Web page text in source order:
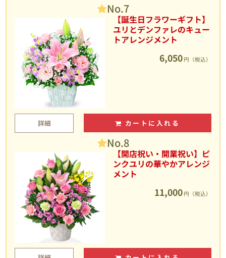
No.7
【誕生日フラワーギフト】
ユリとデンファレのキュー
トアレンジメント
6,050 円（税込）
詳細 カートに入れる
No.8
【開店祝い・開業祝い】ピ
ンクユリの華やかアレンジ
メント
11,000 円（税込）